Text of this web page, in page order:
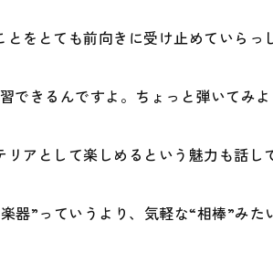
をとても前向きに受け止めていらっ
できるんですよ。ちょっと弾いてみ
アとして楽しめるという魅力も話し
器”っていうより、気軽な“相棒”みた